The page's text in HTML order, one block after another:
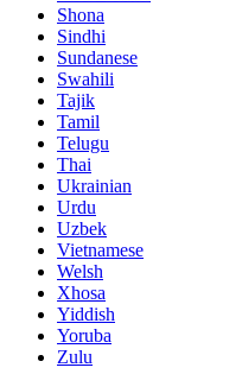
Shona
Sindhi
Sundanese
Swahili
Tajik
Tamil
Telugu
Thai
Ukrainian
Urdu
Uzbek
Vietnamese
Welsh
Xhosa
Yiddish
Yoruba
Zulu